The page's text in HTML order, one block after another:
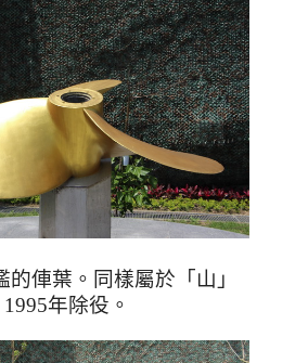
的俥葉。同樣屬於「山」
年除役。